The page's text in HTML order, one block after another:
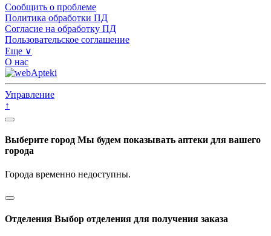
Сообщить о проблеме
Политика обработки ПД
Согласие на обработку ПД
Пользовательское соглашение
Еще ∨
О нас
Управление
↑
Выберите город Мы будем показывать аптеки для вашего
города
Города временно недоступны.
Отделения Выбор отделения для получения заказа